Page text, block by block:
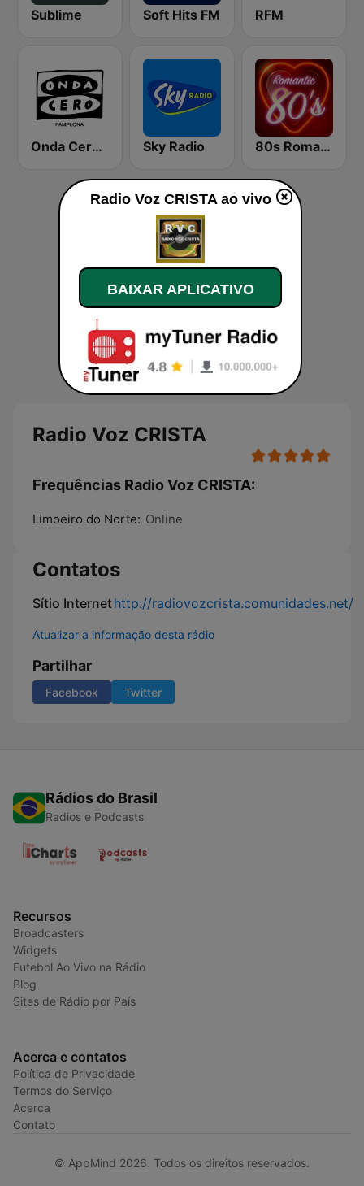
Sublime Soft Hits FM RFM
Onda Cero Pamplona Sky Radio 80s Romantics Radio
Radio Voz CRISTA
Frequências Radio Voz CRISTA:
Limoeiro do Norte: Online
Contatos
Sítio Internethttp://radiovozcrista.comunidades.net/
Atualizar a informação desta rádio
Partilhar
Facebook Twitter
Rádios do Brasil
Radios e Podcasts
Recursos
Broadcasters
Widgets
Futebol Ao Vivo na Rádio
Blog
Sites de Rádio por País
Acerca e contatos
Política de Privacidade
Termos do Serviço
Acerca
Contato
© AppMind 2026. Todos os direitos reservados.
Radio Voz CRISTA ao vivo
BAIXAR APLICATIVO